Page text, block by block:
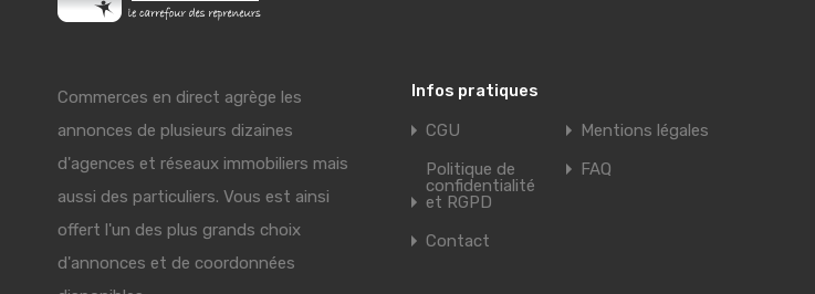
Commerces en direct agrège les
annonces de plusieurs dizaines
d'agences et réseaux immobiliers mais
aussi des particuliers. Vous est ainsi
offert l'un des plus grands choix
d'annonces et de coordonnées
Infos pratiques
CGU
Mentions légales
Politique de
confidentialité
et RGPD
FAQ
Contact